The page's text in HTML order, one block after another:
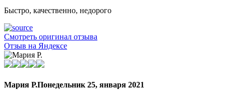
Быстро, качественно, недорого
Смотреть оригинал отзыва
Отзыв на Яндексе
Мария Р.Понедельник 25, января 2021